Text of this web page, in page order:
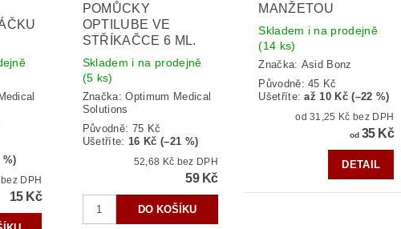
%)
13,39 Kč bez DPH
15 Kč
POMŮCKY
OPTILUBE VE
STŘÍKAČCE 6 ML.
Skladem i na prodejně
(5 ks)
Značka:Optimum Medical
Solutions
Původně: 75 Kč
Ušetříte:16 Kč (–21 %)
52,68 Kč bez DPH
59 Kč
MANŽETOU
Skladem i na prodejně
(14 ks)
Značka: Asid Bonz
Původně:45 Kč
Ušetříte:až 10 Kč (–22 %)
od 31,25 Kč bez DPH
od35 Kč
DETAIL